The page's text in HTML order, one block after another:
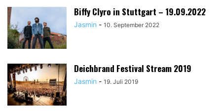
Biffy Clyro in Stuttgart – 19.09.2022
Jasmin - 10. September 2022
Deichbrand Festival Stream 2019
Jasmin - 19. Juli 2019